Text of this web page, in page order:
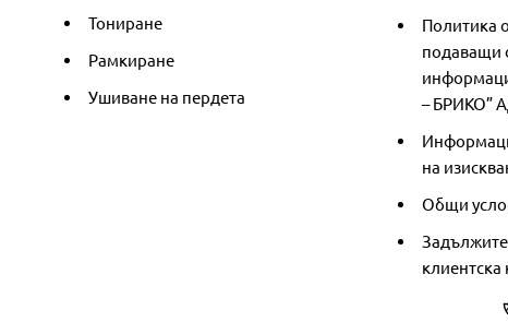
Тониране
Рамкиране
Ушиване на пердета
Политика
подаващи
– БРИКО”
на
Общи
клиентска